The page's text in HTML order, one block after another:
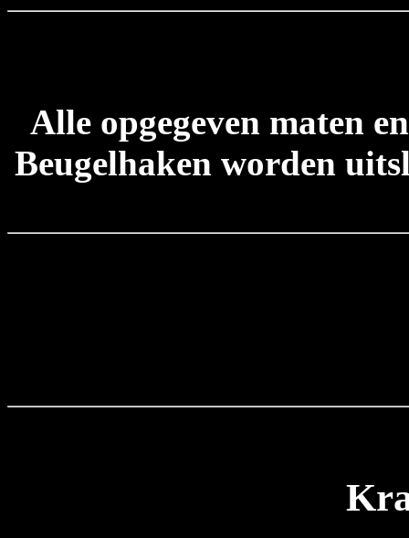
Alle opgegeven maten
Beugelhaken worden